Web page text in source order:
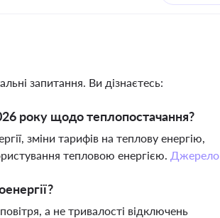
запитання. Ви дізнаєтесь:
року щодо теплопостачання?
зміни тарифів на теплову енергію,
тепловою енергією. Джерело
а не тривалості відключень